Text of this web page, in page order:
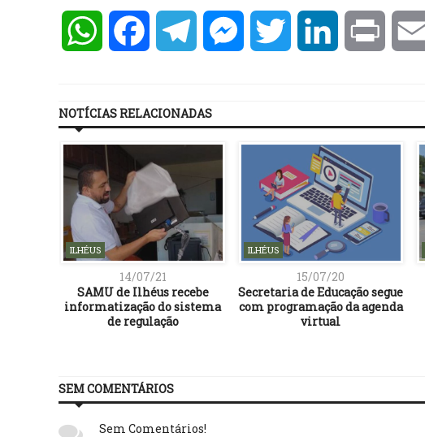
WhatsAppFacebookTelegramMessengerTwitter LinkedInPrint
NOTÍCIAS RELACIONADAS
ILHÉUS
14/07/21
SAMU de Ilhéus recebe
informatização do sistema
de regulação
ILHÉUS
15/07/20
Secretaria de Educação segue
com programação da agenda
virtual
SEM COMENTÁRIOS
Sem Comentários!